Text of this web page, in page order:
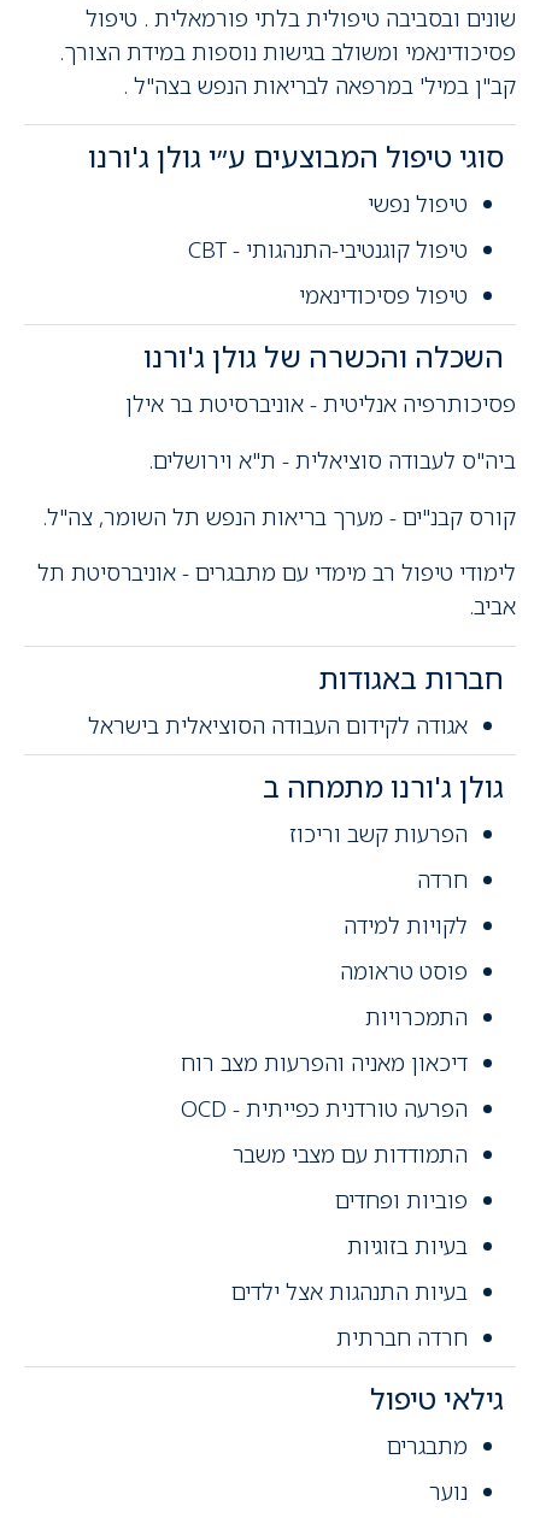
שונים ובסביבה טיפולית בלתי פורמאלית . טיפול
פסיכודינאמי ומשולב בגישות נוספות במידת הצורך.
קב"ן במיל' במרפאה לבריאות הנפש בצה"ל .
סוגי טיפול המבוצעים ע״י גולן ג'ורנו
טיפול נפשי
טיפול קוגנטיבי-התנהגותי - CBT
טיפול פסיכודינאמי
השכלה והכשרה של גולן ג'ורנו
פסיכותרפיה אנליטית - אוניברסיטת בר אילן
ביה"ס לעבודה סוציאלית - ת"א וירושלים.
קורס קבנ"ים - מערך בריאות הנפש תל השומר, צה"ל.
לימודי טיפול רב מימדי עם מתבגרים - אוניברסיטת תל
אביב.
חברות באגודות
אגודה לקידום העבודה הסוציאלית בישראל
גולן ג'ורנו מתמחה ב
הפרעות קשב וריכוז
חרדה
לקויות למידה
פוסט טראומה
התמכרויות
דיכאון מאניה והפרעות מצב רוח
הפרעה טורדנית כפייתית - OCD
התמודדות עם מצבי משבר
פוביות ופחדים
בעיות בזוגיות
בעיות התנהגות אצל ילדים
חרדה חברתית
גילאי טיפול
מתבגרים
נוער